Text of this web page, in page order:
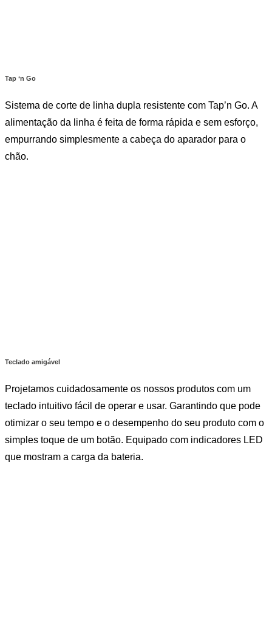
Tap ‘n Go
Sistema de corte de linha dupla resistente com Tap’n Go. A
alimentação da linha é feita de forma rápida e sem esforço,
empurrando simplesmente a cabeça do aparador para o
chão.
Teclado amigável
Projetamos cuidadosamente os nossos produtos com um
teclado intuitivo fácil de operar e usar. Garantindo que pode
otimizar o seu tempo e o desempenho do seu produto com o
simples toque de um botão. Equipado com indicadores LED
que mostram a carga da bateria.